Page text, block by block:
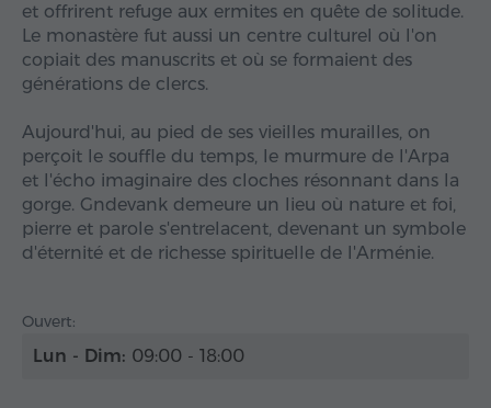
et offrirent refuge aux ermites en quête de solitude.
Le monastère fut aussi un centre culturel où l'on
copiait des manuscrits et où se formaient des
générations de clercs.
Aujourd'hui, au pied de ses vieilles murailles, on
perçoit le souffle du temps, le murmure de l'Arpa
et l'écho imaginaire des cloches résonnant dans la
gorge. Gndevank demeure un lieu où nature et foi,
pierre et parole s'entrelacent, devenant un symbole
d'éternité et de richesse spirituelle de l'Arménie.
Ouvert:
Lun - Dim: 09:00 - 18:00